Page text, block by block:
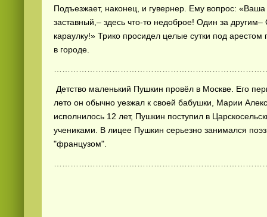
Подъезжает, наконец, и гувернер. Ему вопрос:
заставный,– здесь что-то недоброе! Один за
караулку!» Трико просидел целые сутки под
в городе.
Детство маленький Пушкин провёл в Москве. Его
лето он обычно уезжал к своей бабушки, Марии
исполнилось 12 лет, Пушкин поступил в
учениками. В лицее Пушкин серьезно занимался
"французом".